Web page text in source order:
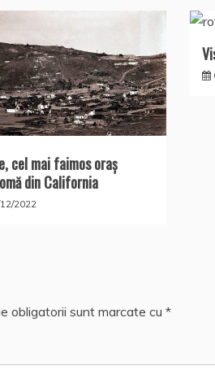
cel mai faimos oraş
din California
2022
obligatorii sunt marcate cu *